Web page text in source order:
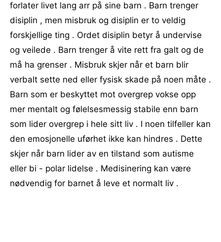
forlater livet lang arr på sine barn . Barn trenger
disiplin , men misbruk og disiplin er to veldig
forskjellige ting . Ordet disiplin betyr å undervise
og veilede . Barn trenger å vite rett fra galt og de
må ha grenser . Misbruk skjer når et barn blir
verbalt sette ned eller fysisk skade på noen måte .
Barn som er beskyttet mot overgrep vokse opp
mer mentalt og følelsesmessig stabile enn barn
som lider overgrep i ​​hele sitt liv . I noen tilfeller kan
den emosjonelle uførhet ikke kan hindres . Dette
skjer når barn lider av en tilstand som autisme
eller bi - polar lidelse . Medisinering kan være
nødvendig for barnet å leve et normalt liv .